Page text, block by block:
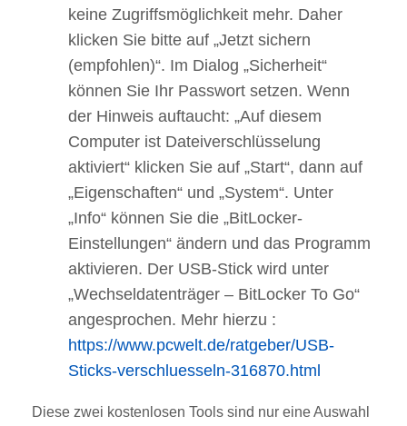
keine Zugriffsmöglichkeit mehr. Daher
klicken Sie bitte auf „Jetzt sichern
(empfohlen)“. Im Dialog „Sicherheit“
können Sie Ihr Passwort setzen. Wenn
der Hinweis auftaucht: „Auf diesem
Computer ist Dateiverschlüsselung
aktiviert“ klicken Sie auf „Start“, dann auf
„Eigenschaften“ und „System“. Unter
„Info“ können Sie die „BitLocker-
Einstellungen“ ändern und das Programm
aktivieren. Der USB-Stick wird unter
„Wechseldatenträger – BitLocker To Go“
angesprochen. Mehr hierzu :
https://www.pcwelt.de/ratgeber/USB-
Sticks-verschluesseln-316870.html
Diese zwei kostenlosen Tools sind nur eine Auswahl